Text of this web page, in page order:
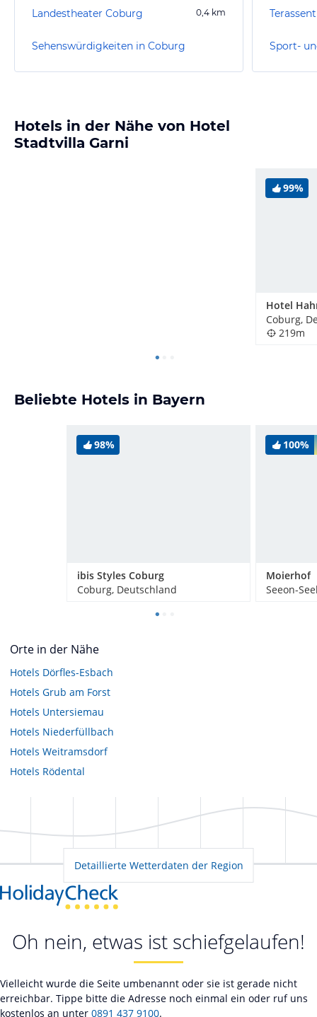
Landestheater Coburg 0,4 km
Sehenswürdigkeiten in Coburg Sport-
Hotels in der Nähe von Hotel
Stadtvilla Garni
99%
Coburg,
219m
Beliebte Hotels in Bayern
98%
ibis Styles Coburg
Coburg, Deutschland
100%
Moierhof
Seeon-
Orte in der Nähe
Hotels Dörfles-Esbach
Hotels Grub am Forst
Hotels Untersiemau
Hotels Niederfüllbach
Hotels Weitramsdorf
Hotels Rödental
Detaillierte Wetterdaten der Region
Oh nein, etwas ist schiefgelaufen!
Vielleicht wurde die Seite umbenannt oder sie ist gerade nicht
erreichbar. Tippe bitte die Adresse noch einmal ein oder ruf uns
kostenlos an unter 0891 437 9100.